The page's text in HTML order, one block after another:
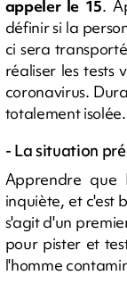
appeler le 15.
définir si la
ci sera
réaliser les tests
coronavirus.
totalement isolée.
- La situation
Apprendre que
inquiète, et c'est
s'agit d'un
pour pister et
l'homme